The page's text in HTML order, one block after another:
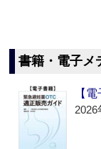
書籍・電子メ
【
2026